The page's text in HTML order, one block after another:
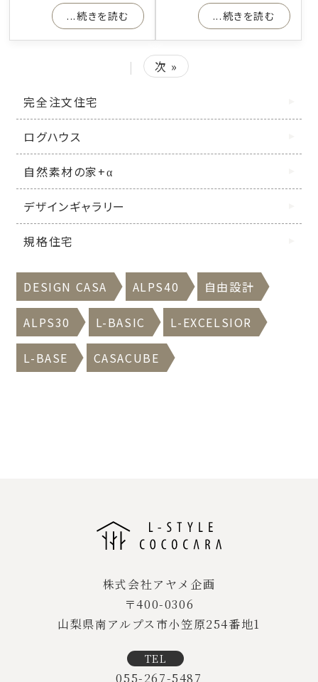
...続きを読む
...続きを読む
| 次 »
完全注文住宅
ログハウス
自然素材の家+α
デザインギャラリー
規格住宅
DESIGN CASA ALPS40 自由設計
ALPS30 L-BASIC L-EXCELSIOR
L-BASE CASACUBE
株式会社アヤメ企画
〒400-0306
山梨県南アルプス市小笠原254番地1
TEL
055-267-5487